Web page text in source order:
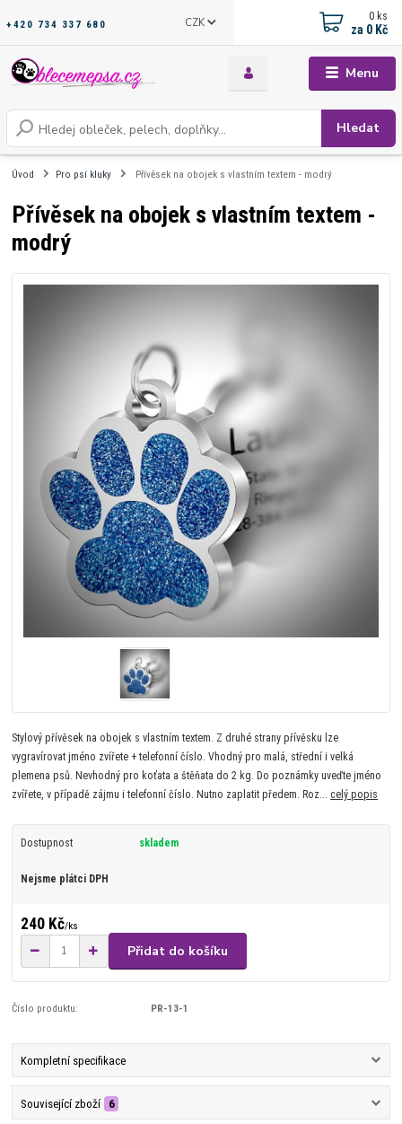
Menu
CZK
Hledat
+420 734 337 680
0 ks
za 0 Kč
Úvod Pro psí kluky Přívěsek na obojek s vlastním textem - modrý
Přívěsek na obojek s vlastním textem -
modrý
Stylový přívěsek na obojek s vlastním textem. Z druhé strany přívěsku lze
vygravírovat jméno zvířete + telefonní číslo. Vhodný pro malá, střední i velká
plemena psů. Nevhodný pro koťata a štěňata do 2 kg. Do poznámky uveďte jméno
zvířete, v případě zájmu i telefonní číslo. Nutno zaplatit předem. Roz...celý popis
Dostupnost skladem
Nejsme plátci DPH
240 Kč/ks
Přidat do košíku
Číslo produktu: PR-13-1
Kompletní specifikace
Související zboží 6